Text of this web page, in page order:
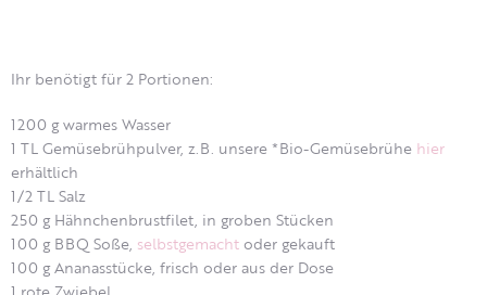
Ihr benötigt für 2 Portionen:
1200 g warmes Wasser
1 TL Gemüsebrühpulver, z.B. unsere *Bio-Gemüsebrühe hier
erhältlich
1/2 TL Salz
250 g Hähnchenbrustfilet, in groben Stücken
100 g BBQ Soße, selbstgemachtoder gekauft
100 g Ananasstücke, frisch oder aus der Dose